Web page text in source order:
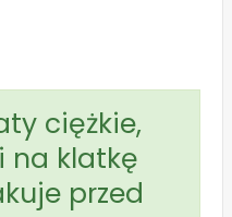
ciężkie,
na klatkę
przed